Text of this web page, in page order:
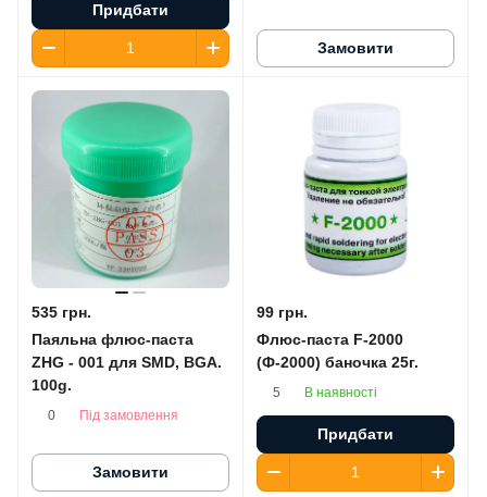
Придбати
Замовити
535 грн.
Паяльна флюс-паста
ZHG - 001 для SMD, BGA.
100g.
0 Під замовлення
Замовити
99 грн.
Флюс-паста F-2000
(Ф-2000) баночка 25г.
5 В наявності
Придбати